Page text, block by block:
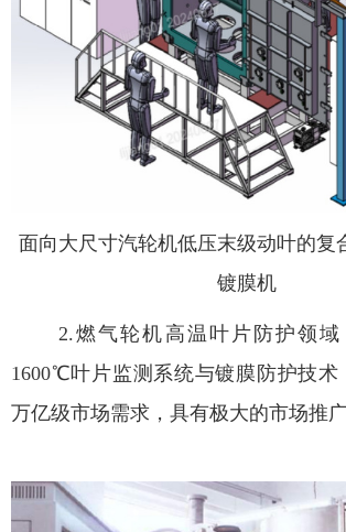
面向大尺寸汽轮机低压末级动叶的复
镀膜机
2.燃气轮机高温叶片防护领
1600℃叶片监测系统与镀膜防护技术
万亿级市场需求，具有极大的市场推广